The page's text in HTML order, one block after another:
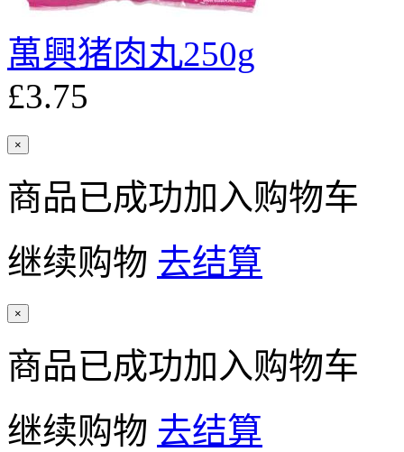
萬興猪肉丸250g
£3.75
×
商品已成功加入购物车
继续购物 去结算
×
商品已成功加入购物车
继续购物 去结算